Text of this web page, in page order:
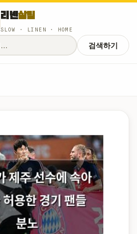
리넨살림
SLOW · LINEN · HOME
검색하기